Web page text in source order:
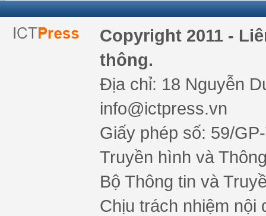
Copyright 2011 -
thông.
Địa chỉ: 18 Nguyễn
info@ictpress.vn
Giấy phép số: 59/
Truyền hình và
Bộ Thông tin và
Chịu trách nhiệm nội